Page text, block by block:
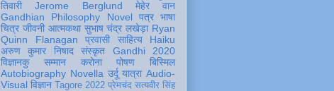
तिवारी
Jerome Berglund
मेहेर वान
Gandhian Philosophy
Novel पत्र भाषा
चित्र जीवनी आत्मकथा सुभाष चंद्र लखेड़ा Ryan
Quinn Flanagan
प्रवासी साहित्य
Haiku
अरुण कुमार निषाद
संस्कृत
Gandhi 2020
विज्ञानकु
सम्मान करोना पोषण
बिस्मिल
Autobiography Novella उर्दू यात्रा Audio-
Visual विज्ञान Tagore 2022 प्रेमचंद सत्यवीर सिंह